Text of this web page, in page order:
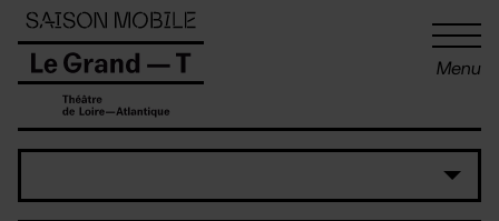
Menu
Panneau de gestion des cookies